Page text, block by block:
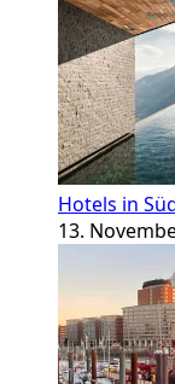
Hotels in
13.